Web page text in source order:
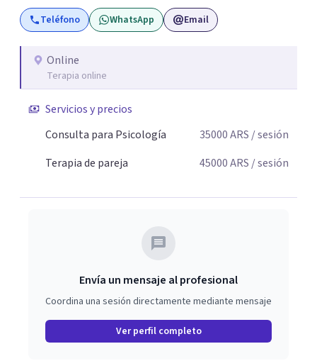
flexibles, adaptados al momento y problemática de cada
persona.Teléfono WhatsApp Email
Online
Terapia online
Servicios y precios
Consulta para Psicología
35000ARS / sesión
Terapia de pareja
45000ARS / sesión
Envía un mensaje al profesional
Coordina una sesión directamente mediante mensaje
Ver perfil completo